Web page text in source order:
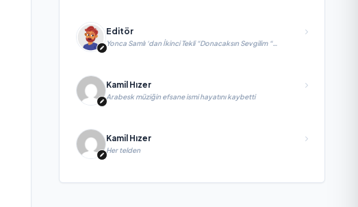
Editör
Yonca Samlı ‘dan İkinci Tekli “Donacaksın Sevgilim “
yayımlandı
Kamil Hızer
Arabesk müziğin efsane ismi hayatını kaybetti
Kamil Hızer
Her telden